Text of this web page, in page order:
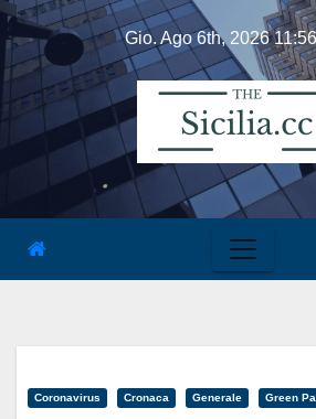
Skip
content
Gio. Ago 6th, 2026
Coronavirus Cronaca Generale Green